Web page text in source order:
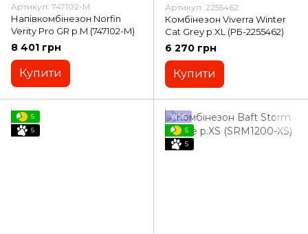
Артикул: 747102-M
Напівкомбінезон Norfin
Verity Pro GR р.M (747102-M)
8 401 грн
Купити
Артикул: 2255462
Комбінезон Viverra Winter
Cat Grey р.XL (РБ-2255462)
6 270 грн
Купити
5
5
W26
5
5